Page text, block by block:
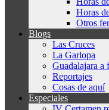
Horas
Otros
Blogs
Las Cruces
La Garlopa
Guadalajara a
Reportajes
Cosas de aquí
Especiales